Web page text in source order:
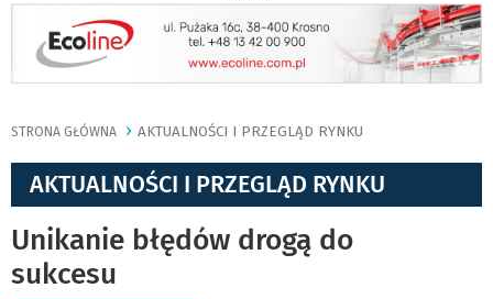
STRONA GŁÓWNA AKTUALNOŚCI I PRZEGLĄD RYNKU
AKTUALNOŚCI I PRZEGLĄD RYNKU
Unikanie błędów drogą do
sukcesu